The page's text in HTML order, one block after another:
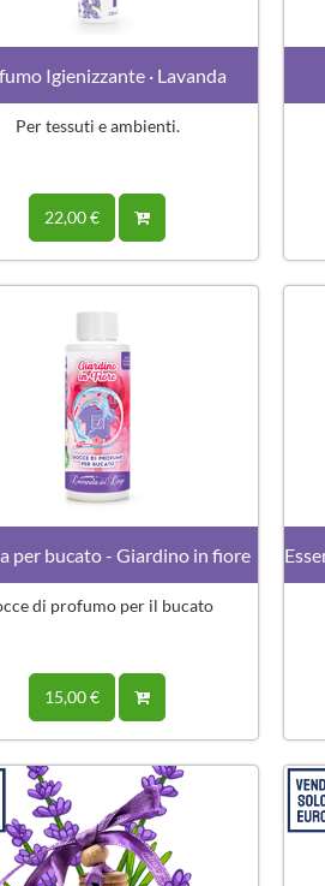
Igienizzante · Lavanda
Per tessuti e ambienti.
22,00 €
per bucato - Giardino in fiore
di profumo per il bucato
15,00 €